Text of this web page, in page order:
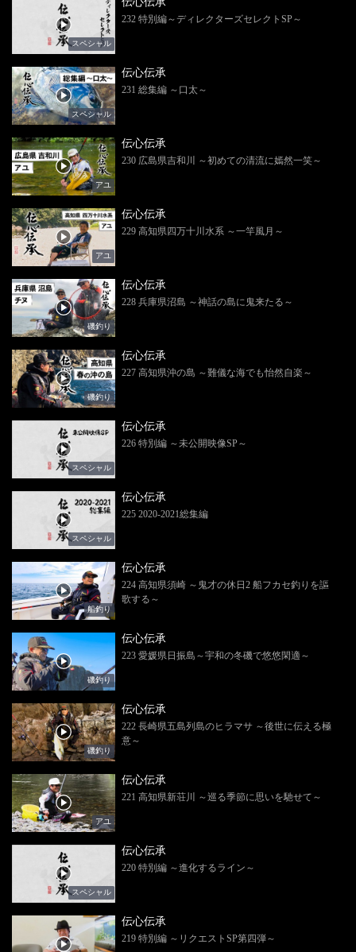
スペシャル
232 特別編～ディレクターズセレクトSP～
スペシャル
伝心伝承
231 総集編 ～口太～
アユ
伝心伝承
230 広島県吉和川 ～初めての清流に嫣然一笑～
アユ
伝心伝承
229 高知県四万十川水系 ～一竿風月～
磯釣り
伝心伝承
228 兵庫県沼島 ～神話の島に鬼来たる～
磯釣り
伝心伝承
227 高知県沖の島 ～難儀な海でも怡然自楽～
スペシャル
伝心伝承
226 特別編 ～未公開映像SP～
スペシャル
伝心伝承
225 2020-2021総集編
船釣り
伝心伝承
224 高知県須崎 ～鬼才の休日2 船フカセ釣りを謳
歌する～
磯釣り
伝心伝承
223 愛媛県日振島～宇和の冬磯で悠悠閑適～
磯釣り
伝心伝承
222 長崎県五島列島のヒラマサ ～後世に伝える極
意～
アユ
伝心伝承
221 高知県新荘川 ～巡る季節に思いを馳せて～
スペシャル
伝心伝承
220 特別編 ～進化するライン～
伝心伝承
219 特別編 ～リクエストSP第四弾～